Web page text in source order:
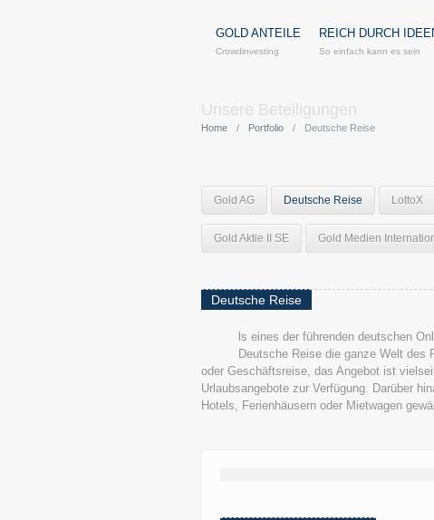
GOLD ANTEILE
Crowdinvesting
REICH DURCH
So einfach kann es sein
Unsere Beteiligungen
Home / Portfolio / Deutsche Reise
Gold AG Deutsche Reise LottoX
Gold Aktie II SE Gold Medien
Deutsche Reise
ls eines der führenden deutschen
Deutsche Reise die ganze Welt des
oder Geschäftsreise, das Angebot ist
Urlaubsangebote zur Verfügung. Darüber
Hotels, Ferienhäusern oder Mietwagen